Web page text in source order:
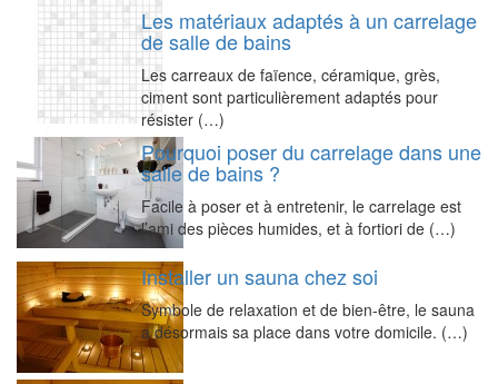
Les matériaux adaptés à un carrelage
de salle de bains
Les carreaux de faïence, céramique, grès,
ciment sont particulièrement adaptés pour
résister (…)
Pourquoi poser du carrelage dans une
salle de bains ?
Facile à poser et à entretenir, le carrelage est
l’ami des pièces humides, et à fortiori de (…)
Installer un sauna chez soi
Symbole de relaxation et de bien-être, le sauna
a désormais sa place dans votre domicile. (…)